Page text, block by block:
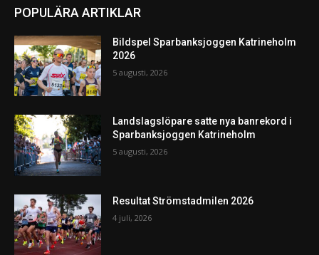
POPULÄRA ARTIKLAR
Bildspel Sparbanksjoggen Katrineholm
2026
5 augusti, 2026
Landslagslöpare satte nya banrekord i
Sparbanksjoggen Katrineholm
5 augusti, 2026
Resultat Strömstadmilen 2026
4 juli, 2026